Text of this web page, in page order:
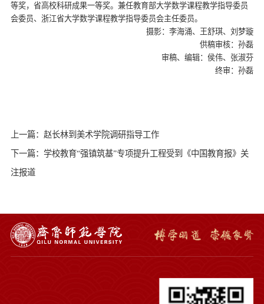
等奖，省高校科研成果一等奖。兼任教育部大学数学课程教学指导委员
会委员、浙江省大学数学课程教学指导委员会主任委员。
摄影：李海涌、王舒琪、刘梦璇
供稿审核：孙磊
审稿、编辑：侯伟、张淑芬
终审：孙磊
上一篇：赵长林到美术学院调研指导工作
下一篇：学校教育“强镇筑基”专项提升工程受到《中国教育报》关
注报道